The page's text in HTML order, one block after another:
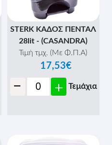
STERK ΚΑΔΟΣ ΠΕΝΤΑΛ
28lit - (CASANDRA)
Τιμή τμχ. (Με Φ.Π.Α)
17,53€
- + Τεμάχια